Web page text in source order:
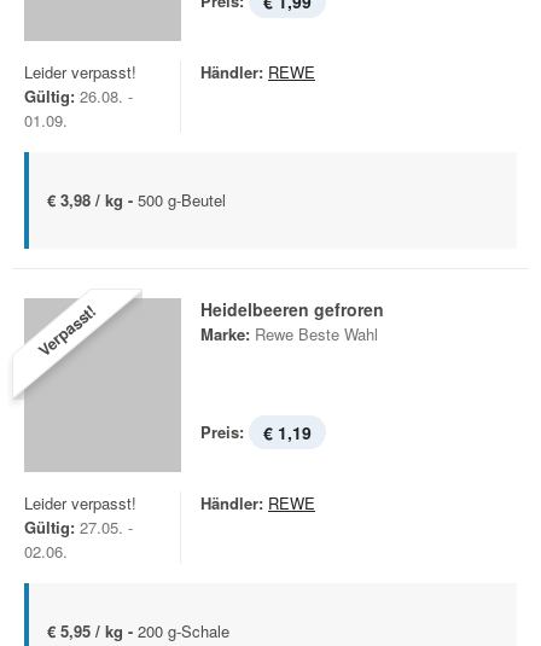
Leider verpasst!
Gültig: 26.08. -
01.09.
Händler: REWE
€ 3,98 / kg - 500 g-Beutel
Verpasst! Heidelbeeren gefroren
Marke: Rewe Beste Wahl
Preis: € 1,19
Leider verpasst!
Gültig: 27.05. -
02.06.
Händler: REWE
€ 5,95 / kg - 200 g-Schale